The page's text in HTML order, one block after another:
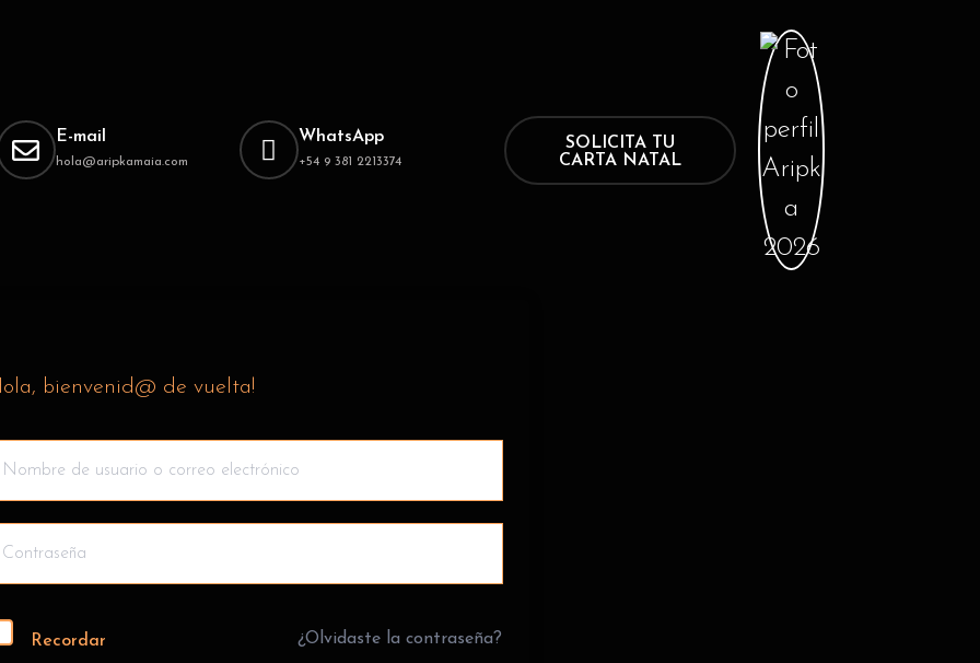
E-mail
hola@aripkamaia.com
WhatsApp
+54 9 381 2213374
SOLICITA TU
CARTA NATAL
bienvenid@ de vuelta!
Recordar ¿Olvidaste la contraseña?